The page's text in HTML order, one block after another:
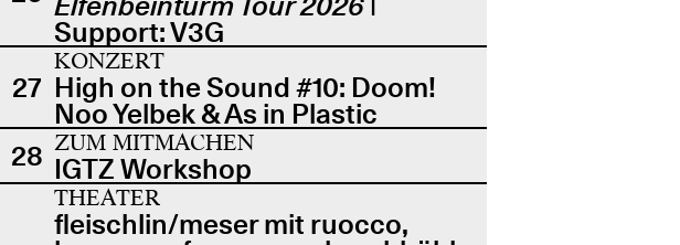
Support: V3G
27
KONZERT
High on the Sound #10: Doom!
Noo Yelbek & As in Plastic
28 ZUM MITMACHEN
IGTZ Workshop
THEATER
fleischlin/meser mit ruocco,